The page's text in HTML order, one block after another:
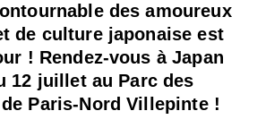
des amoureux
de culture japonaise est
! Rendez-vous à Japan
12 juillet au Parc des
Paris-Nord Villepinte !